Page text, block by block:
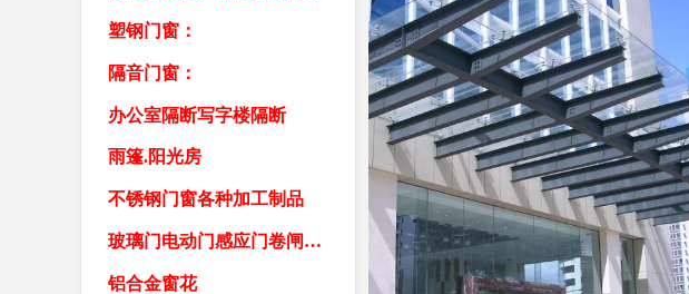
塑钢门窗：
隔音门窗：
办公室隔断写字楼隔断
雨篷.阳光房
不锈钢门窗各种加工制品
玻璃门电动门感应门卷闸门车库门卷帘门
铝合金窗花